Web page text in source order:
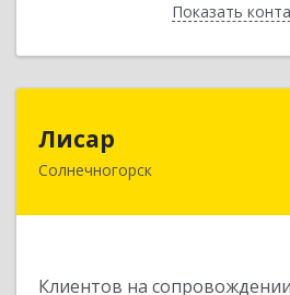
ПоказатьНазад
Лисар
Солнечногорск
Клиентов на сопровождении
141551, Московская обл,